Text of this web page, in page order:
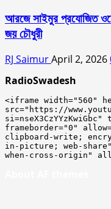
আরজে সাইমুর প্রযোজিত
জয় চৌধুরী
RJ SaimurApril 2, 2026
RadioSwadesh
<iframe width="560"
src="https://
frameborder="0"
clipboard-write;
in-picture; web-
when-cross-origin"